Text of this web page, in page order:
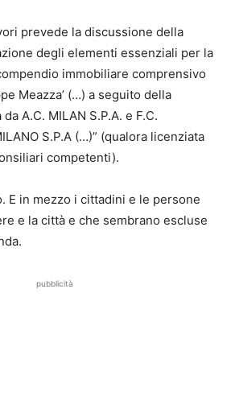
prevede la discussione della
degli elementi essenziali per la
immobiliare comprensivo
Meazza’ (…) a seguito della
A.C. MILAN S.P.A. e F.C.
S.P.A (…)” (qualora licenziata
competenti).
E in mezzo i cittadini e le persone
e la città e che sembrano escluse
pubblicità